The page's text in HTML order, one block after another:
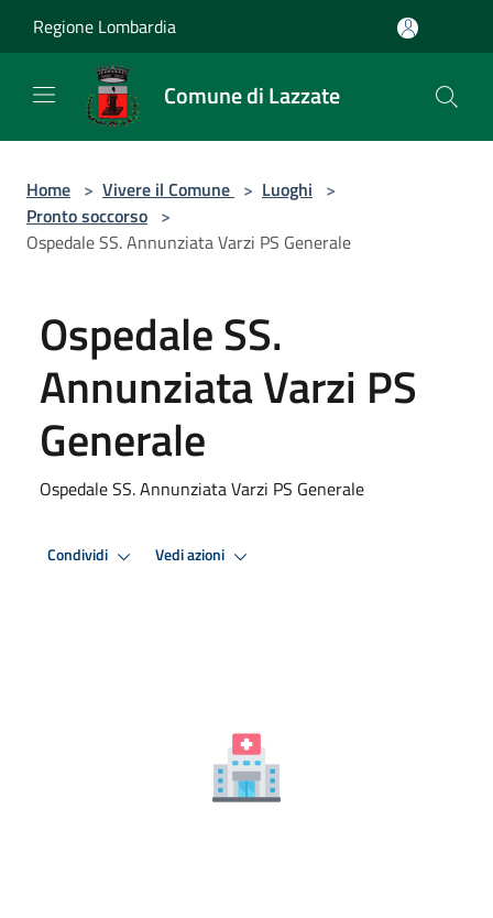
Regione Lombardia
Comune di Lazzate
Home > Vivere il Comune > Luoghi >
Pronto soccorso >
Ospedale SS. Annunziata Varzi PS Generale
Ospedale SS.
Annunziata Varzi PS
Generale
Ospedale SS. Annunziata Varzi PS Generale
Condividi Vedi azioni